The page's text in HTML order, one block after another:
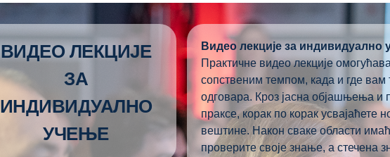
ВИДЕО ЛЕКЦИЈЕ
ЗА
ИНДИВИДУАЛНО
УЧЕЊЕ
Видео лекције за индивидуално
Практичне видео лекције
сопственим темпом, када и где вам
одговара. Кроз јасна објашњења и
праксе, корак по корак усвајаћете
вештине. Након сваке области
проверите своје знање, а стечена